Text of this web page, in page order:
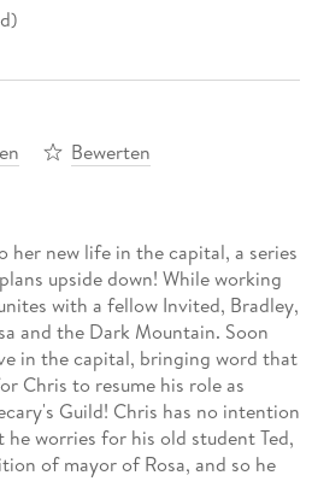
Bewerten
her new life in the capital, a series
upside down! While working
with a fellow Invited, Bradley,
and the Dark Mountain. Soon
in the capital, bringing word that
Chris to resume his role as
Guild! Chris has no intention
worries for his old student Ted,
of mayor of Rosa, and so he